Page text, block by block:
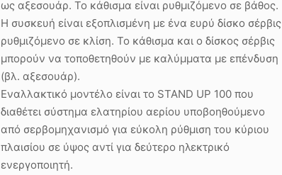
ως αξεσουάρ. Το κάθισμα είναι ρυθμιζόμενο σε βάθος.
Η συσκευή είναι εξοπλισμένη με ένα ευρύ δίσκο σέρβις
ρυθμιζόμενο σε κλίση. Το κάθισμα και ο δίσκος σέρβις
μπορούν να τοποθετηθούν με καλύμματα με επένδυση
(βλ. αξεσουάρ).
Εναλλακτικό μοντέλο είναι το STAND UP 100 που
διαθέτει σύστημα ελατηρίου αερίου υποβοηθούμενο
από σερβομηχανισμό για εύκολη ρύθμιση του κύριου
πλαισίου σε ύψος αντί για δεύτερο ηλεκτρικό
ενεργοποιητή.